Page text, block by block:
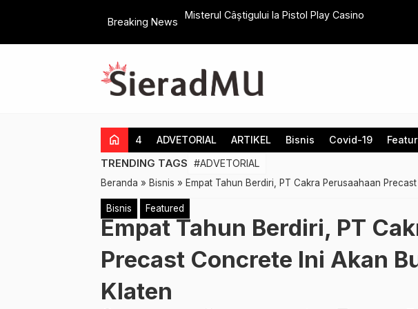
Breaking News
Usai Pertemuan Dengan Bawaslu, PAN Klaten
home 4 ADVETORIAL ARTIKEL Bisnis Covid-19
TRENDING TAGS #ADVETORIAL
Beranda » Bisnis » Empat Tahun Berdiri, PT Cakra Perusaahaan
Bisnis Featured
Empat Tahun Berdiri, PT
Precast Concrete Ini Akan
Klaten